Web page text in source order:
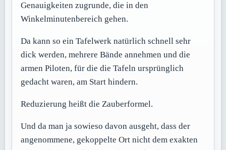
Genauigkeiten zugrunde, die in den
Winkelminutenbereich gehen.
Da kann so ein Tafelwerk natürlich schnell sehr
dick werden, mehrere Bände annehmen und die
armen Piloten, für die die Tafeln ursprünglich
gedacht waren, am Start hindern.
Reduzierung heißt die Zauberformel.
Und da man ja sowieso davon ausgeht, dass der
angenommene, gekoppelte Ort nicht dem exakten